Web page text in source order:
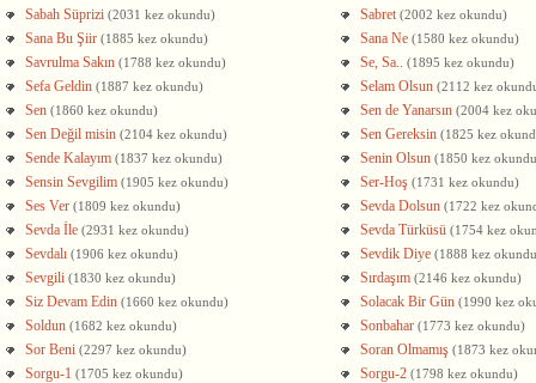
Sabah Süprizi (2031 kez okundu) Sabret (2002 kez okundu)
Sana Bu Şiir (1885 kez okundu) Sana Ne (1580 kez okundu)
Savrulma Sakın (1788 kez okundu) Se, Sa.. (1895 kez okundu)
Sefa Geldin (1887 kez okundu) Selam Olsun (2112 kez
Sen (1860 kez okundu) Sen de Yanarsın (2004 kez
Sen Değil misin (2104 kez okundu) Sen Gereksin (1825 kez
Sende Kalayım (1837 kez okundu) Senin Olsun (1850 kez
Sensin Sevgilim (1905 kez okundu) Ser-Hoş (1731 kez okundu)
Ses Ver (1809 kez okundu) Sevda Dolsun (1722 kez
Sevda İle (2931 kez okundu) Sevda Türküsü (1754 kez
Sevdalı (1906 kez okundu) Sevdik Diye (1888 kez
Sevgili (1830 kez okundu) Sırdaşım (2146 kez okundu)
Siz Devam Edin (1660 kez okundu) Solacak Bir Gün (1990 kez
Soldun (1682 kez okundu) Sonbahar (1773 kez okundu)
Sor Beni (2297 kez okundu) Soran Olmamış (1873 kez
Sorgu-1 (1705 kez okundu) Sorgu-2 (1798 kez okundu)